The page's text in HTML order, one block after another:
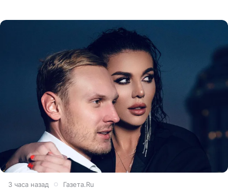
3 часа назад Газета.Ru